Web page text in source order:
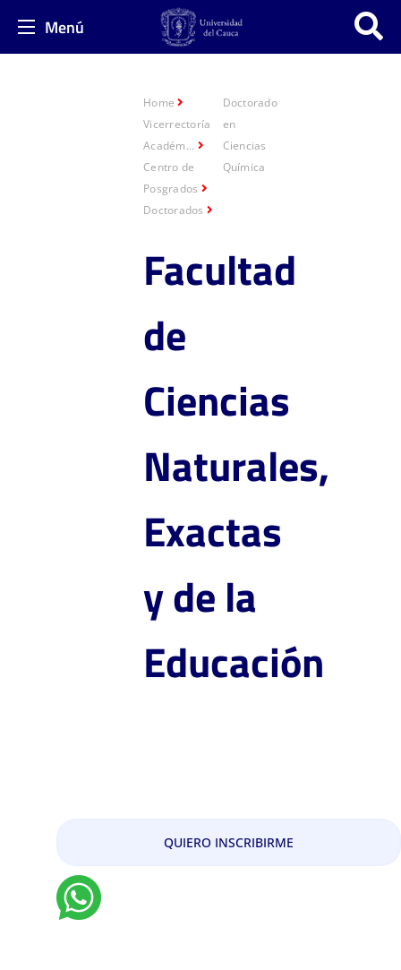
Menú
Home
Vicerrectoría
Académ...
Centro de
Posgrados
Doctorados
Doctorado
en
Ciencias
Química
Facultad
de
Ciencias
Naturales,
Exactas
y de la
Educación
QUIERO INSCRIBIRME